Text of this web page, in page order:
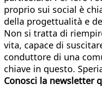
proprio sui social è
della progettualità e
Non si tratta di
vita, capace di
conduttore di una
chiave in questo.
Conosci la newsletter